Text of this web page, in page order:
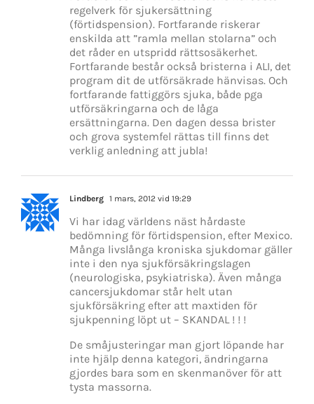
regelverk för sjukersättning
(förtidspension). Fortfarande riskerar
enskilda att ”ramla mellan stolarna” och
det råder en utspridd rättsosäkerhet.
Fortfarande består också bristerna i ALI, det
program dit de utförsäkrade hänvisas. Och
fortfarande fattiggörs sjuka, både pga
utförsäkringarna och de låga
ersättningarna. Den dagen dessa brister
och grova systemfel rättas till finns det
verklig anledning att jubla!
Lindberg 1 mars, 2012 vid 19:29
Vi har idag världens näst hårdaste
bedömning för förtidspension, efter Mexico.
Många livslånga kroniska sjukdomar gäller
inte i den nya sjukförsäkringslagen
(neurologiska, psykiatriska). Även många
cancersjukdomar står helt utan
sjukförsäkring efter att maxtiden för
sjukpenning löpt ut – SKANDAL ! ! !
De småjusteringar man gjort löpande har
inte hjälp denna kategori, ändringarna
gjordes bara som en skenmanöver för att
tysta massorna.